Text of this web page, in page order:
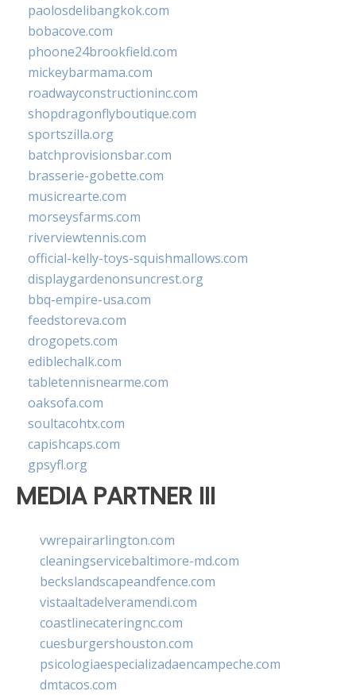
paolosdelibangkok.com
bobacove.com
phoone24brookfield.com
mickeybarmama.com
roadwayconstructioninc.com
shopdragonflyboutique.com
sportszilla.org
batchprovisionsbar.com
brasserie-gobette.com
musicrearte.com
morseysfarms.com
riverviewtennis.com
official-kelly-toys-squishmallows.com
displaygardenonsuncrest.org
bbq-empire-usa.com
feedstoreva.com
drogopets.com
ediblechalk.com
tabletennisnearme.com
oaksofa.com
soultacohtx.com
capishcaps.com
gpsyfl.org
MEDIA PARTNER III
vwrepairarlington.com
cleaningservicebaltimore-md.com
beckslandscapeandfence.com
vistaaltadelveramendi.com
coastlinecateringnc.com
cuesburgershouston.com
psicologiaespecializadaencampeche.com
dmtacos.com